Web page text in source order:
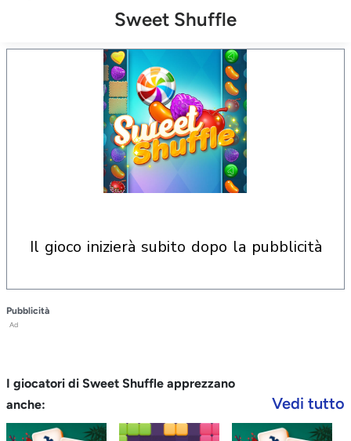
Sweet Shuffle
il gioco inizierà subito dopo la pubblicità
Pubblicità
Ad
I giocatori di Sweet Shuffle apprezzano
anche:
Vedi tutto